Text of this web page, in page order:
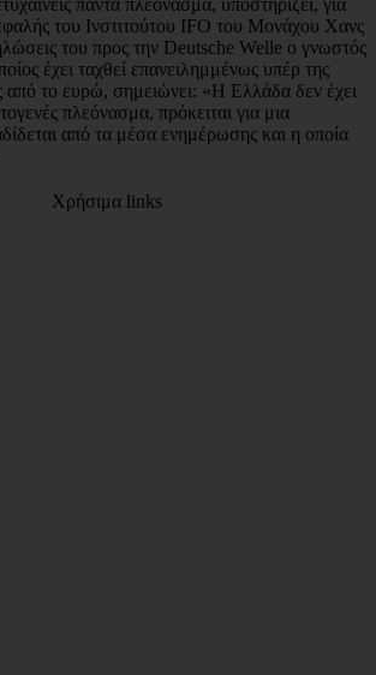
του Ινστιτούτου IFO του Μονάχου Χανς
του προς την Deutsche Welle ο γνωστός
έχει ταχθεί επανειλημμένως υπέρ της
από το ευρώ, σημειώνει: «Η Ελλάδα δεν έχει
πλεόνασμα, πρόκειται για μια
από τα μέσα ενημέρωσης και η οποία
Χρήσιμα links